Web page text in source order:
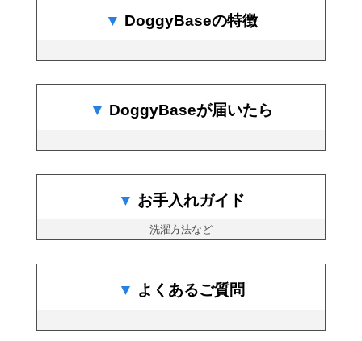
DoggyBaseの特徴
DoggyBaseが届いたら
お手入れガイド
洗濯方法など
よくあるご質問